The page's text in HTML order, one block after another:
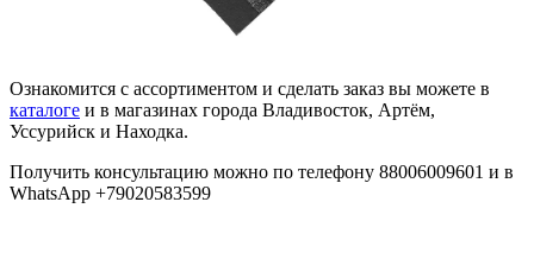
Ознакомится с ассортиментом и сделать заказ вы можете в
каталоге и в магазинах города Владивосток, Артём,
Уссурийск и Находка.
Получить консультацию можно по телефону 88006009601 и в
WhatsApp +79020583599